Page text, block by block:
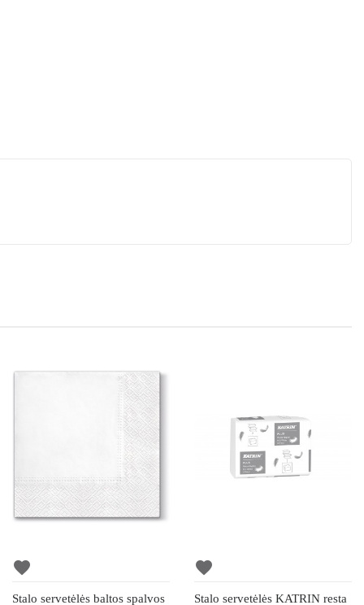
favorite
Stalo servetėlės baltos spalvos
favorite
Stalo servetėlės KATRIN resta